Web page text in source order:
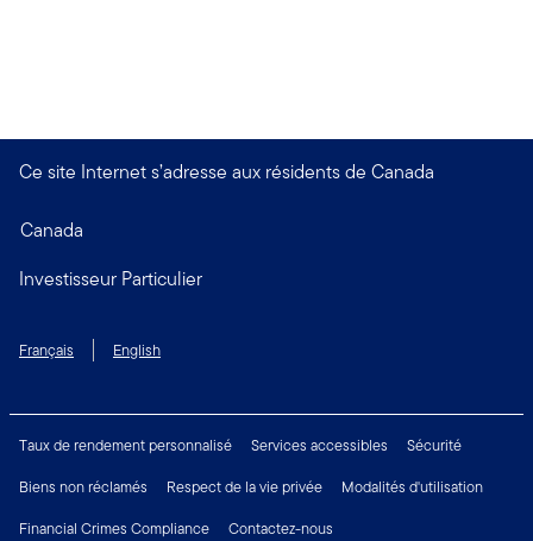
Ce site Internet s’adresse aux résidents de Canada
Canada
Investisseur Particulier
Français English
Taux de rendement personnalisé Services accessibles
Sécurité
Biens non réclamés
Respect de la vie privée
Modalités d'utilisation
Financial Crimes Compliance
Contactez-nous